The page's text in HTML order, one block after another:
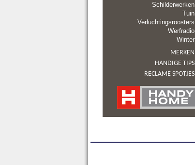
Schilderwerken
Tuin
Verluchtingsroosters
Werfradio
Winter
MERKEN
HANDIGE TIPS
RECLAME SPOTJES